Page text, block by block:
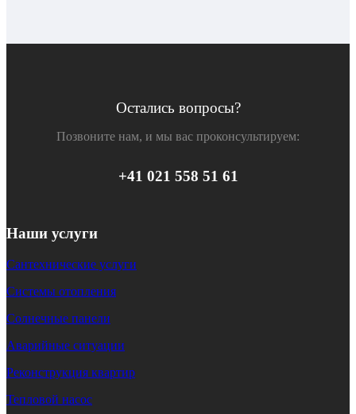
Остались вопросы?
Позвоните нам, и мы вас проконсультируем:
+41 021 558 51 61
Наши услуги
Сантехнические услуги
Системы отопления
Солнечные панели
Аварийные ситуации
Реконструкция квартир
Тепловой насос